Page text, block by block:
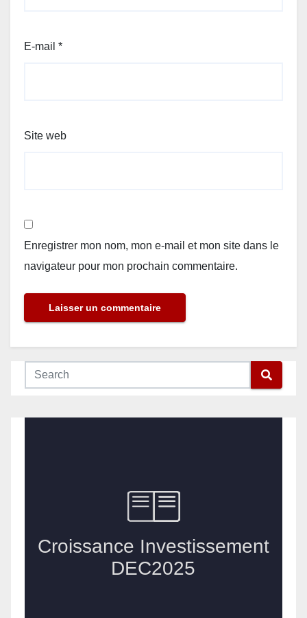
E-mail *
Site web
Enregistrer mon nom, mon e-mail et mon site dans le
navigateur pour mon prochain commentaire.